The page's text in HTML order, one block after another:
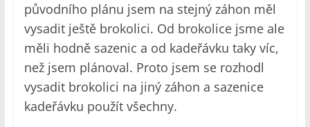
původního plánu jsem na stejný záhon měl
vysadit ještě brokolici. Od brokolice jsme ale
měli hodně sazenic a od kadeřávku taky víc,
než jsem plánoval. Proto jsem se rozhodl
vysadit brokolici na jiný záhon a sazenice
kadeřávku použít všechny.